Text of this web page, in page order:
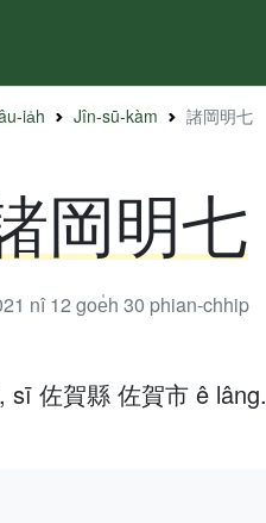
ia̍h Jîn-sū-kàm 諸岡明七
岡明七
nî 12 goe̍h 30 phian-chhip
佐賀縣 佐賀市 ê lâng.